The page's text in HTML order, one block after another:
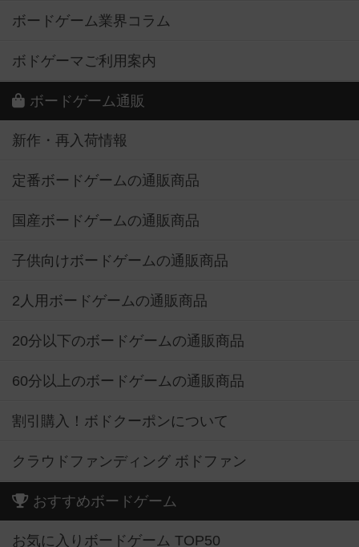
ボードゲーム業界コラム
ボドゲーマご利用案内
ボードゲーム通販
新作・再入荷情報
定番ボードゲームの通販商品
国産ボードゲームの通販商品
子供向けボードゲームの通販商品
2人用ボードゲームの通販商品
20分以下のボードゲームの通販商品
60分以上のボードゲームの通販商品
割引購入！ボドクーポンについて
クラウドファンディング ボドファン
おすすめボードゲーム
お気に入りボードゲーム TOP50